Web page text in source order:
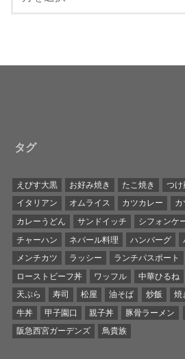
タグ
えびす大黒 お好み焼き たこ焼き つけ
イタリアン
オムライス カツカレー カ
カレーうどん
サンドイッチ シフォンケ
チャーハン
ネパール料理 ハンバーグ
メンチカツ
ラッシー ランチパスポート
ローストビーフ丼
ワッフル 中華ひるね
天ぷら
寿司 松屋 油そば 炒飯 焼
牛丼
甲子園口 親子丼 豚骨ラーメン
阪急西宮ガーデンズ
鳥貴族